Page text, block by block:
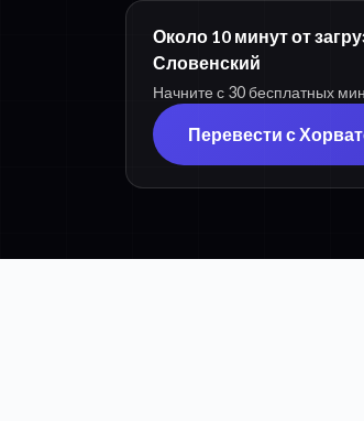
Около 10 минут от
Словенский
Начните с 30 бесплатных
Перевести с